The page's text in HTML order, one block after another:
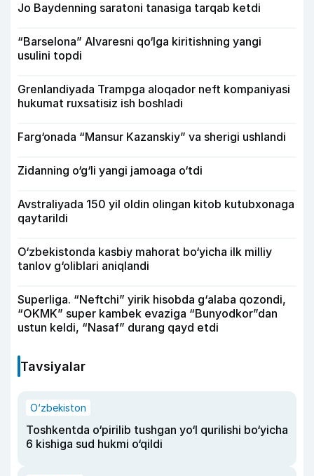
Jo Baydenning saratoni tanasiga tarqab ketdi
“Barselona” Alvaresni qo‘lga kiritishning yangi
usulini topdi
Grenlandiyada Trampga aloqador neft kompaniyasi
hukumat ruxsatisiz ish boshladi
Farg‘onada “Mansur Kazanskiy” va sherigi ushlandi
Zidanning o‘g‘li yangi jamoaga o‘tdi
Avstraliyada 150 yil oldin olingan kitob kutubxonaga
qaytarildi
O‘zbekistonda kasbiy mahorat bo‘yicha ilk milliy
tanlov g‘oliblari aniqlandi
Superliga. “Neftchi” yirik hisobda g‘alaba qozondi,
“OKMK” super kambek evaziga “Bunyodkor”dan
ustun keldi, “Nasaf” durang qayd etdi
Tavsiyalar
O‘zbekiston
Toshkentda o‘pirilib tushgan yo‘l qurilishi bo‘yicha
6 kishiga sud hukmi o‘qildi